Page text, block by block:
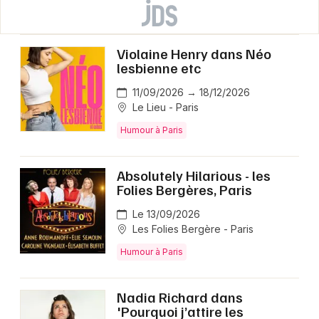
Violaine Henry dans Néo
lesbienne etc
11/09/2026 → 18/12/2026
Le Lieu - Paris
Humour à Paris
Absolutely Hilarious - les
Folies Bergères, Paris
Le 13/09/2026
Les Folies Bergère - Paris
Humour à Paris
Nadia Richard dans
'Pourquoi j’attire les